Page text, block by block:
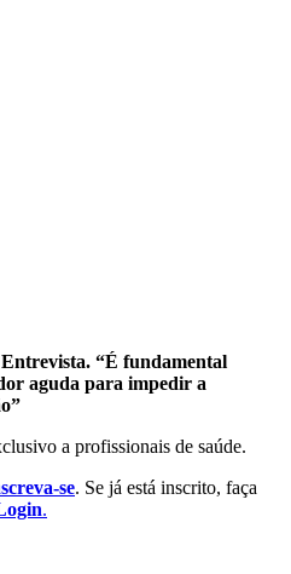
Entrevista. “É fundamental
aguda para impedir a
a profissionais de saúde.
se. Se já está inscrito, faça
.